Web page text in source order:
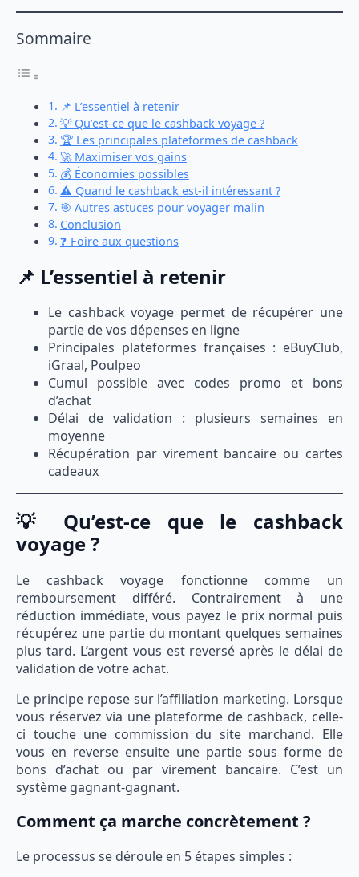
Sommaire
📌 L’essentiel à retenir
💡 Qu’est-ce que le cashback voyage ?
🏆 Les principales plateformes de cashback
🚀 Maximiser vos gains
💰 Économies possibles
⚠️ Quand le cashback est-il intéressant ?
🎯 Autres astuces pour voyager malin
Conclusion
❓ Foire aux questions
📌 L’essentiel à retenir
Le cashback voyage permet de récupérer une
partie de vos dépenses en ligne
Principales plateformes françaises : eBuyClub,
iGraal, Poulpeo
Cumul possible avec codes promo et bons
d’achat
Délai de validation : plusieurs semaines en
moyenne
Récupération par virement bancaire ou cartes
cadeaux
💡 Qu’est-ce que le cashback
voyage ?
Le cashback voyage fonctionne comme un
remboursement différé. Contrairement à une
réduction immédiate, vous payez le prix normal puis
récupérez une partie du montant quelques semaines
plus tard. L’argent vous est reversé après le délai de
validation de votre achat.
Le principe repose sur l’affiliation marketing. Lorsque
vous réservez via une plateforme de cashback, celle-
ci touche une commission du site marchand. Elle
vous en reverse ensuite une partie sous forme de
bons d’achat ou par virement bancaire. C’est un
système gagnant-gagnant.
Comment ça marche concrètement ?
Le processus se déroule en 5 étapes simples :